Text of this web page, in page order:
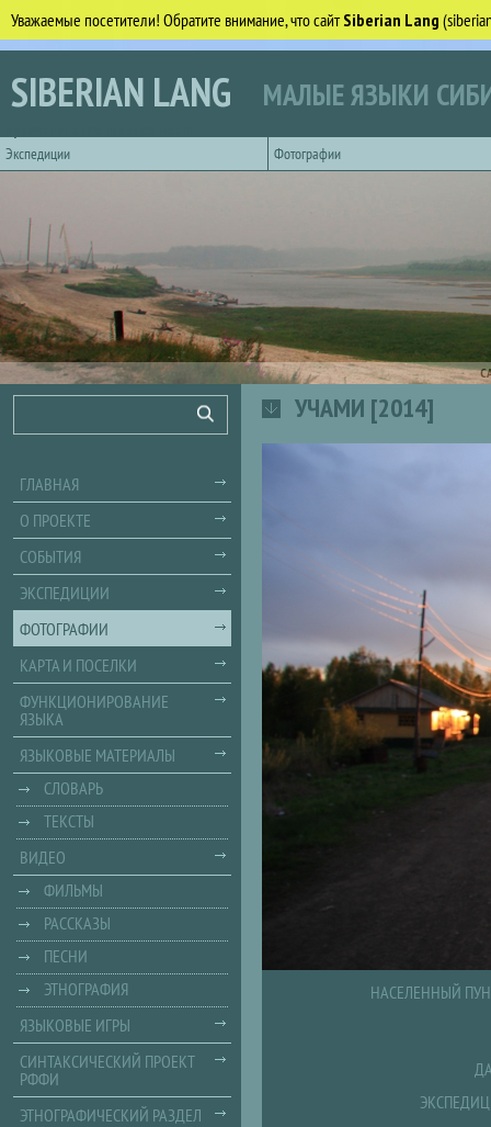
Уважаемые посетители! Обратите внимание, что сайтSiberian Lang
Перейти к основному содержанию
SIBERIAN LANG МАЛЫЕ ЯЗЫКИ
Экспедиции
Фотографии
УЧАМИ [2014]
НАСЕЛЕННЫЙ
Поиск
ГЛАВНАЯ
О ПРОЕКТЕ
СОБЫТИЯ
ЭКСПЕДИЦИИ
ФОТОГРАФИИ
КАРТА И ПОСЕЛКИ
ФУНКЦИОНИРОВАНИЕ
ЯЗЫКА
ЯЗЫКОВЫЕ МАТЕРИАЛЫ
СЛОВАРЬ
ТЕКСТЫ
ВИДЕО
ФИЛЬМЫ
РАССКАЗЫ
ПЕСНИ
ЭТНОГРАФИЯ
ЯЗЫКОВЫЕ ИГРЫ
СИНТАКСИЧЕСКИЙ ПРОЕКТ
РФФИ
ЭТНОГРАФИЧЕСКИЙ РАЗДЕЛ